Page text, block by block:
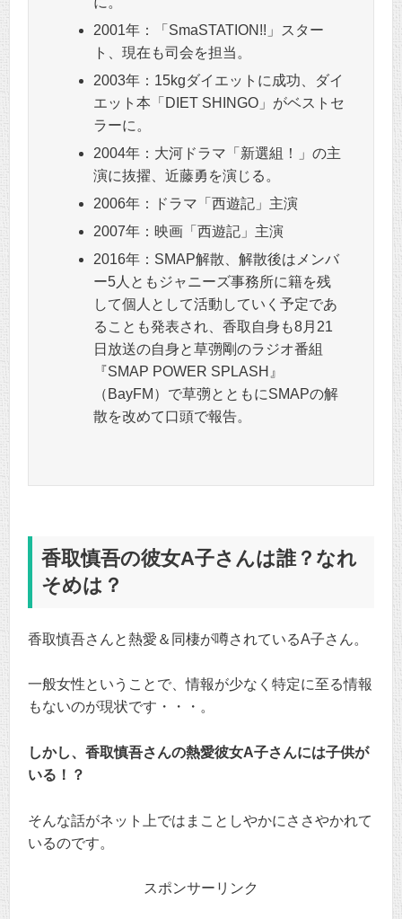
2001年：「SmaSTATION!!」スター
ト、現在も司会を担当。
2003年：15kgダイエットに成功、ダイ
エット本「DIET SHINGO」がベストセ
ラーに。
2004年：大河ドラマ「新選組！」の主
演に抜擢、近藤勇を演じる。
2006年：ドラマ「西遊記」主演
2007年：映画「西遊記」主演
2016年：SMAP解散、解散後はメンバ
ー5人ともジャニーズ事務所に籍を残
して個人として活動していく予定であ
ることも発表され、香取自身も8月21
日放送の自身と草彅剛のラジオ番組
『SMAP POWER SPLASH』
（BayFM）で草彅とともにSMAPの解
散を改めて口頭で報告。
香取慎吾の彼女A子さんは誰？なれ
そめは？
香取慎吾さんと熱愛＆同棲が噂されているA子さん。
一般女性ということで、情報が少なく特定に至る情報
もないのが現状です・・・。
しかし、香取慎吾さんの熱愛彼女A子さんには子供が
いる！？
そんな話がネット上ではまことしやかにささやかれて
いるのです。
スポンサーリンク